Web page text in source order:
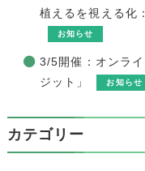
植えるを視える化
お知らせ
3/5開催：オンラ
ジット」
お知らせ
カテゴリー